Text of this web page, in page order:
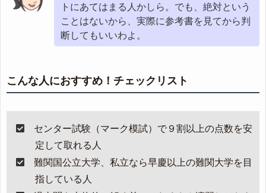
トにあてはまる人かしら。でも、絶対という
ことはないから、実際に参考書を見てから判
断してもいいわよ。
こんな人におすすめ！チェックリスト
センター試験（マーク模試）で９割以上の点数を安
定して取れる人
難関国公立大学、私立なら早慶以上の難関大学を目
指している人